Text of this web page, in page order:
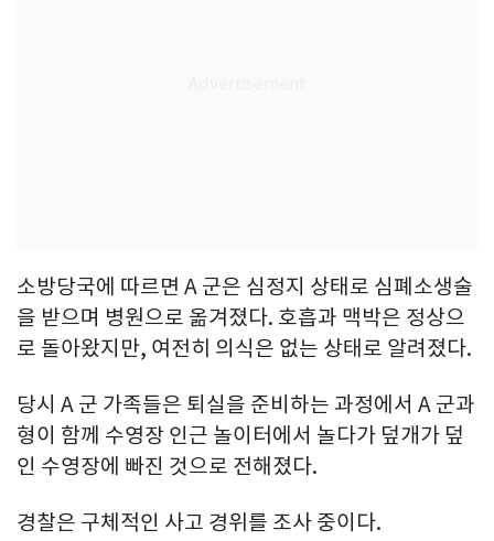
소방당국에 따르면 A 군은 심정지 상태로 심폐소생술
을 받으며 병원으로 옮겨졌다. 호흡과 맥박은 정상으
로 돌아왔지만, 여전히 의식은 없는 상태로 알려졌다.
당시 A 군 가족들은 퇴실을 준비하는 과정에서 A 군과
형이 함께 수영장 인근 놀이터에서 놀다가 덮개가 덮
인 수영장에 빠진 것으로 전해졌다.
경찰은 구체적인 사고 경위를 조사 중이다.